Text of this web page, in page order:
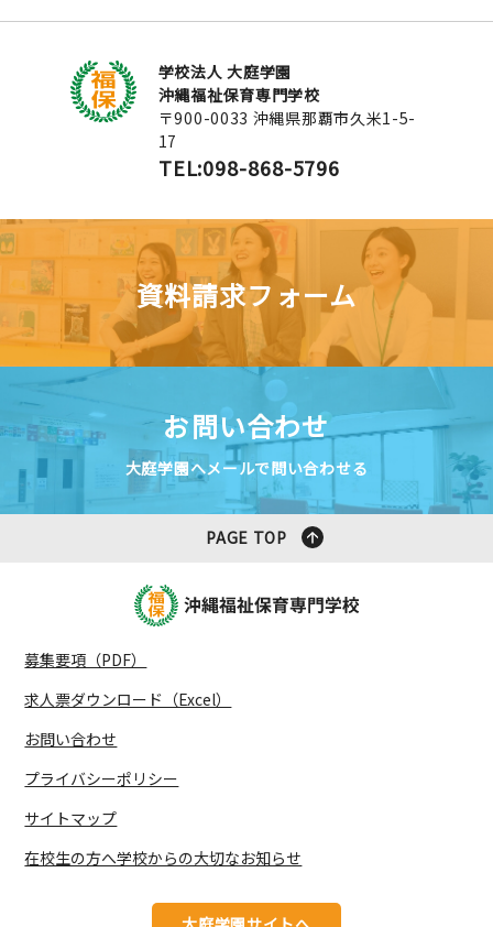
学校法人 大庭学園
沖縄福祉保育専門学校
〒900-0033 沖縄県那覇市久米1-5-
17
TEL:098-868-5796
資料請求フォーム
お問い合わせ
大庭学園へメールで問い合わせる
PAGE TOP
募集要項（PDF）
求人票ダウンロード（Excel）
お問い合わせ
プライバシーポリシー
サイトマップ
在校生の方へ学校からの大切なお知らせ